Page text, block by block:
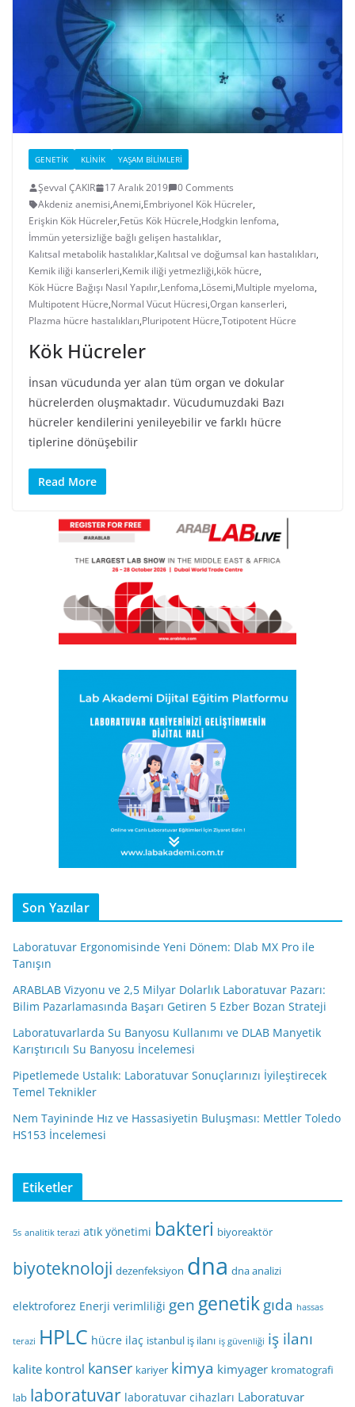
GENETIK KLINIK YAŞAM BILIMLERI
Şevval ÇAKIR 17 Aralık 2019
0 Comments
Akdeniz anemisi,Anemi,Embriyonel Kök Hücreler,
Erişkin Kök Hücreler,Fetüs Kök Hücrele,Hodgkin lenfoma,
İmmün yetersizliğe bağlı gelişen hastalıklar,
Kalıtsal metabolik hastalıklar,Kalıtsal ve doğumsal kan hastalıkları,
Kemik iliği kanserleri,Kemik iliği yetmezliği,kök hücre,
Kök Hücre Bağışı Nasıl Yapılır,Lenfoma,Lösemi,Multiple myeloma,
Multipotent Hücre,Normal Vücut Hücresi,Organ kanserleri,
Plazma hücre hastalıkları,Pluripotent Hücre,Totipotent Hücre
Kök Hücreler
İnsan vücudunda yer alan tüm organ ve dokular
hücrelerden oluşmaktadır. Vücudumuzdaki Bazı
hücreler kendilerini yenileyebilir ve farklı hücre
tiplerine dönüşebilir
Read More
Son Yazılar
Laboratuvar Ergonomisinde Yeni Dönem: Dlab MX Pro ile
Tanışın
ARABLAB Vizyonu ve 2,5 Milyar Dolarlık Laboratuvar Pazarı:
Bilim Pazarlamasında Başarı Getiren 5 Ezber Bozan Strateji
Laboratuvarlarda Su Banyosu Kullanımı ve DLAB Manyetik
Karıştırıcılı Su Banyosu İncelemesi
Pipetlemede Ustalık: Laboratuvar Sonuçlarınızı İyileştirecek
Temel Teknikler
Nem Tayininde Hız ve Hassasiyetin Buluşması: Mettler Toledo
HS153 İncelemesi
Etiketler
5s analitik terazi atık yönetimi bakteri biyoreaktör
biyoteknoloji dezenfeksiyon dna dna analizi
elektroforez Enerji verimliliği gen genetikgıda hassas
terazi HPLC hücre ilaç istanbul iş ilanı iş güvenliği iş ilanı
kalite kontrol kanser kariyer kimya kimyager kromatografi
lab laboratuvar laboratuvar cihazları Laboratuvar